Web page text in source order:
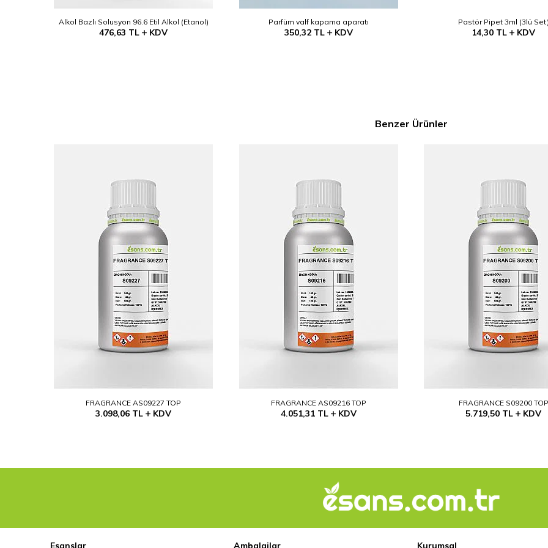
Alkol Bazlı Solusyon 96.6 Etil Alkol (Etanol)
476,63 TL KDV
Parfüm valf kapama aparatı
350,32TL KDV
Pastör Pipet 3ml (3lü
14,30 TL KDV
Benzer Ürünler
FRAGRANCE AS09227 TOP
3.098,06 TL KDV
FRAGRANCE AS09216 TOP
4.051,31TL KDV
FRAGRANCE S09200 TOP
5.719,50 TL KDV
Esanslar Ambalajlar Kurumsal